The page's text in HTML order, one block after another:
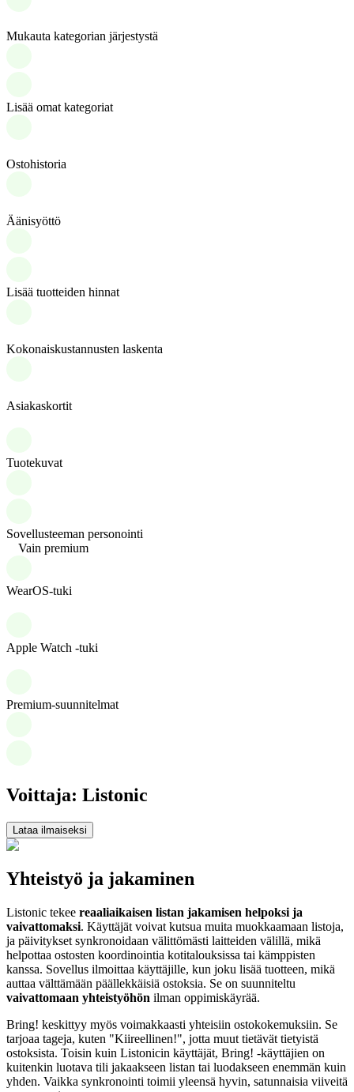
Mukauta kategorian järjestystä
Lisää omat kategoriat
Ostohistoria
Äänisyöttö
Lisää tuotteiden hinnat
Kokonaiskustannusten laskenta
Asiakaskortit
Tuotekuvat
Sovellusteeman personointi
Vain premium
WearOS-tuki
Apple Watch -tuki
Premium-suunnitelmat
Voittaja: Listonic
Lataa ilmaiseksi
Yhteistyö ja jakaminen
Listonic tekee reaaliaikaisen listan jakamisen helpoksi ja
vaivattomaksi. Käyttäjät voivat kutsua muita muokkaamaan listoja,
ja päivitykset synkronoidaan välittömästi laitteiden välillä, mikä
helpottaa ostosten koordinointia kotitalouksissa tai kämppisten
kanssa. Sovellus ilmoittaa käyttäjille, kun joku lisää tuotteen, mikä
auttaa välttämään päällekkäisiä ostoksia. Se on suunniteltu
vaivattomaan yhteistyöhön ilman oppimiskäyrää.
Bring! keskittyy myös voimakkaasti yhteisiin ostokokemuksiin. Se
tarjoaa tageja, kuten "Kiireellinen!", jotta muut tietävät tietyistä
ostoksista. Toisin kuin Listonicin käyttäjät, Bring! -käyttäjien on
kuitenkin luotava tili jakaakseen listan tai luodakseen enemmän kuin
yhden. Vaikka synkronointi toimii yleensä hyvin, satunnaisia viiveitä